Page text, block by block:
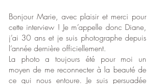
Bonjour Marie, avec plaisir et merci pour
cette interview ! Je m’appelle donc Diane,
j’ai 30 ans et je suis photographe depuis
l’année dernière officiellement.
La photo a toujours été pour moi un
moyen de me reconnecter à la beauté de
ce qui nous entoure. Je suis persuadée